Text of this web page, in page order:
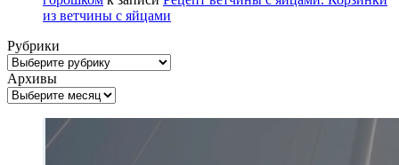
из ветчины с яйцами
Рубрики
Рубрики
Архивы
Архивы